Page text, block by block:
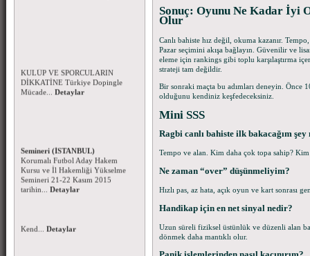
Duyurusu - 27 Kasım 2015
Beyzbol ve Softbol Türkiye
Şampiyonası için taahhütnameyi
DİKKATİNE Türkiye Dopingle
Mücade...Detaylar
Korumalı Futbol Aday Hakem
Kursu ve İl Hakemliği Yükselme
Semineri 21-22 Kasım 2015
tarihin... Detaylar
Sonuç: Oyunu Ne Kadar İyi
Olur
Canlı bahiste hız değil, okuma kazanır.
Pazar seçimini akışa bağlayın. Güvenilir ve
eleme için rankings gibi toplu karşılaştırma
strateji tam değildir.
Bir sonraki maçta bu adımları deneyin. Önce
olduğunu kendiniz keşfedeceksiniz.
Mini SSS
Ragbi canlı bahiste ilk bakacağım şey
Tempo ve alan. Kim daha çok topa sahip?
Ne zaman “over” düşünmeliyim?
Hızlı pas, az hata, açık oyun ve kart sonrası
Handikap için en net sinyal nedir?
Uzun süreli fiziksel üstünlük ve düzenli alan
dönmek daha mantıklı olur.